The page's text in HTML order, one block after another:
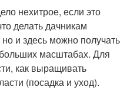
нехитрое, если это
делать дачникам
и здесь можно получать
масштабах. Для
как выращивать
(посадка и уход).